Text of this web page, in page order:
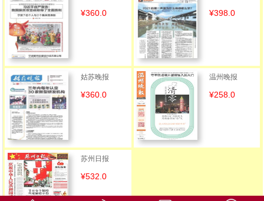
¥360.0 ¥398.0
姑苏晚报
¥360.0
温州晚报
¥258.0
苏州日报
¥532.0